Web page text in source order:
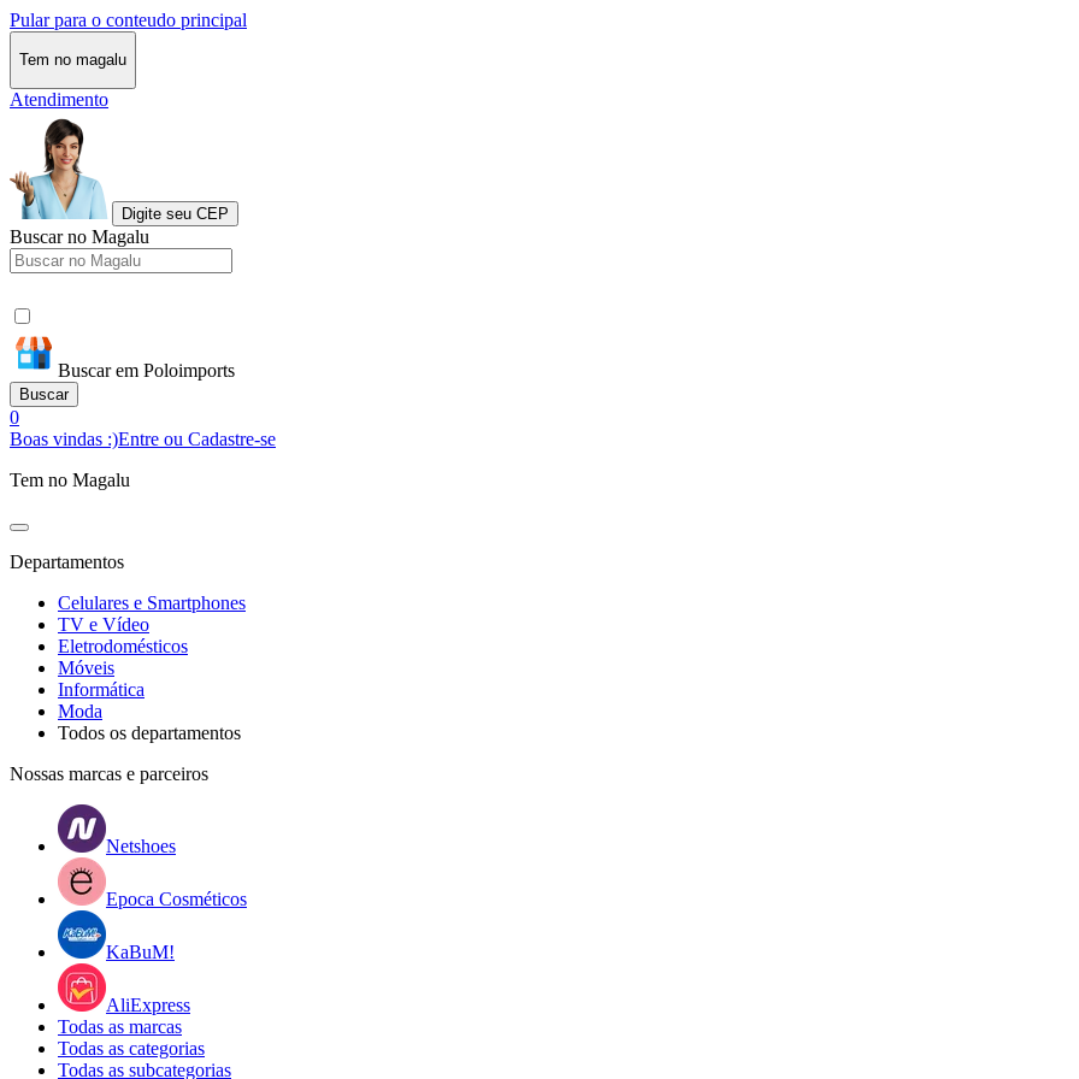
Pular para o conteudo principal
Tem no magalu
Atendimento
Digite seu CEP
Buscar no Magalu
Buscar em Poloimports
Buscar
0
Boas vindas :)Entre ou Cadastre-se
Tem no Magalu
Departamentos
Celulares e Smartphones
TV e Vídeo
Eletrodomésticos
Móveis
Informática
Moda
Todos os departamentos
Nossas marcas e parceiros
Netshoes
Epoca Cosméticos
KaBuM!
AliExpress
Todas as marcas
Todas as categorias
Todas as subcategorias